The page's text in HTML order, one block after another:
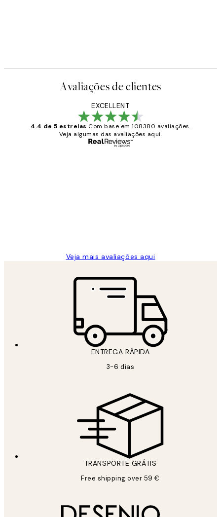
Avaliações de clientes
EXCELLENT
4.4 de 5 estrelas Com base em 108380 avaliações.
Veja algumas das avaliações aqui.
Veja mais avaliações aqui
ENTREGA RÁPIDA
3-6 dias
TRANSPORTE GRÁTIS
Free shipping over 59 €